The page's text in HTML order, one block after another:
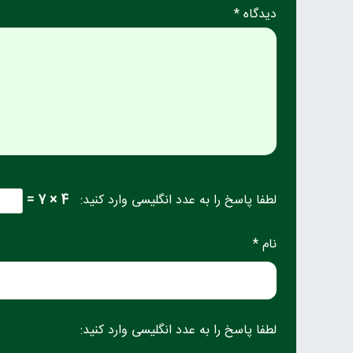
دیدگاه *
لطفا پاسخ را به عدد انگلیسی وارد کنید: 4 × 7 =
نام *
لطفا پاسخ را به عدد انگلیسی وارد کنید: